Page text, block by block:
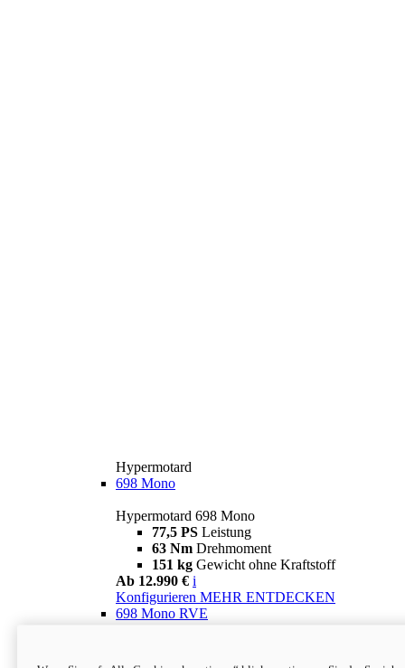
Hypermotard
698 Mono
Hypermotard 698 Mono
77,5 PS Leistung
63 Nm Drehmoment
151 kg Gewicht ohne Kraftstoff
Ab 12.990 € i
Konfigurieren MEHR ENTDECKEN
698 Mono RVE
77,5 PS
Leistung